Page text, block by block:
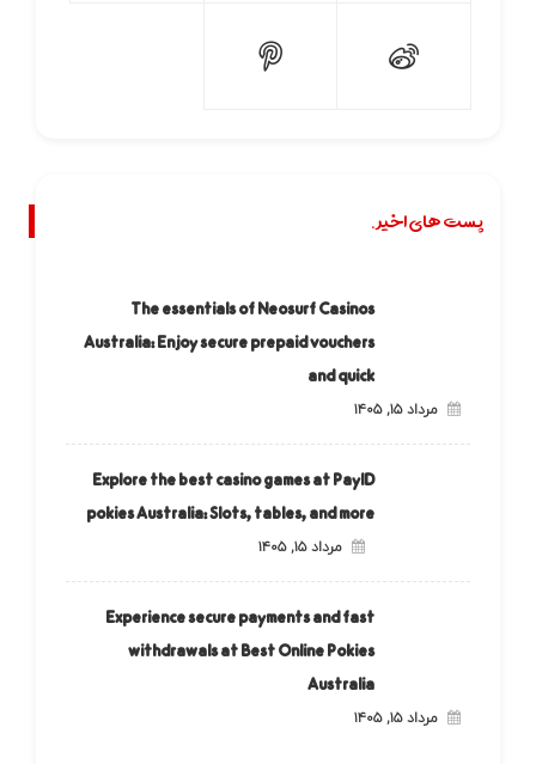
پست های اخیر.
The essentials of Neosurf Casinos
Australia: Enjoy secure prepaid vouchers
and quick
مرداد ۱۵, ۱۴۰۵
Explore the best casino games at PayID
pokies Australia: Slots, tables, and more
مرداد ۱۵, ۱۴۰۵
Experience secure payments and fast
withdrawals at Best Online Pokies
Australia
مرداد ۱۵, ۱۴۰۵